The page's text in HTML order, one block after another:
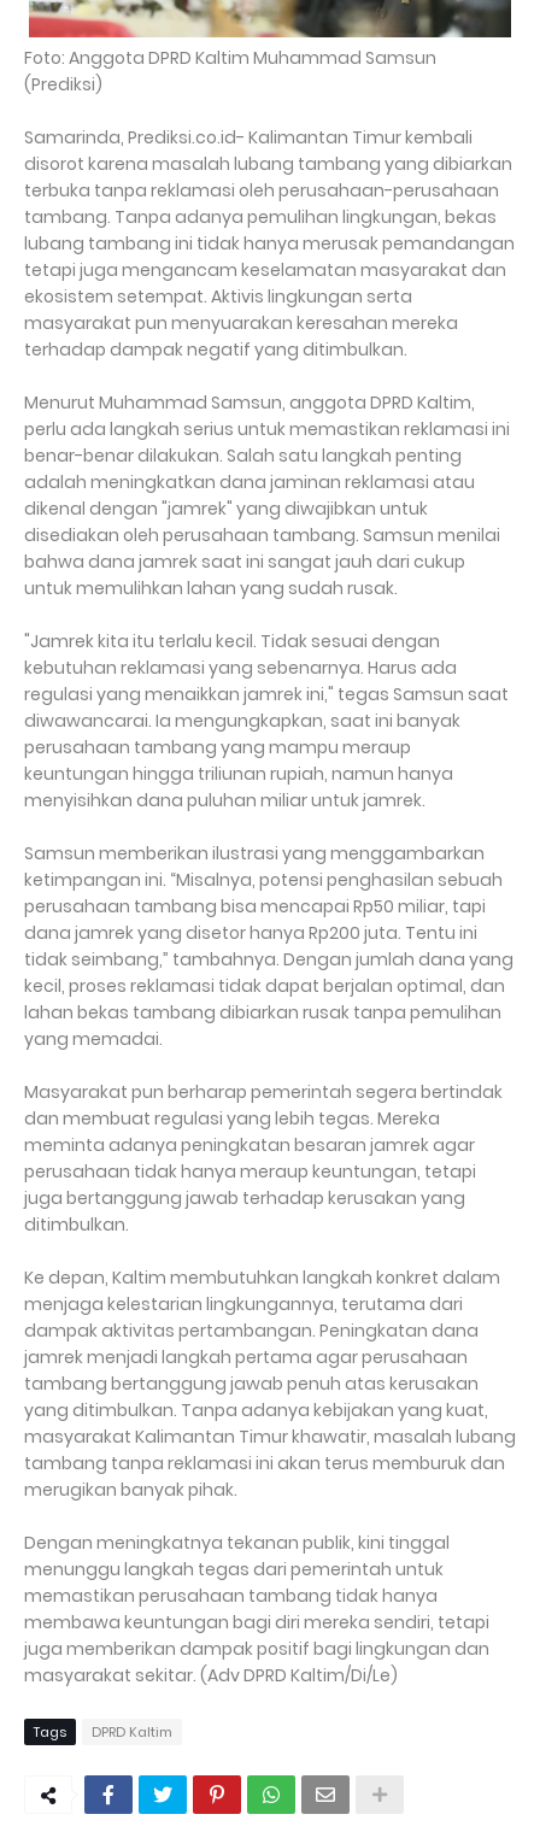
Foto: Anggota DPRD Kaltim Muhammad Samsun
(Prediksi)
Samarinda, Prediksi.co.id- Kalimantan Timur kembali
disorot karena masalah lubang tambang yang dibiarkan
terbuka tanpa reklamasi oleh perusahaan-perusahaan
tambang. Tanpa adanya pemulihan lingkungan, bekas
lubang tambang ini tidak hanya merusak pemandangan
tetapi juga mengancam keselamatan masyarakat dan
ekosistem setempat. Aktivis lingkungan serta
masyarakat pun menyuarakan keresahan mereka
terhadap dampak negatif yang ditimbulkan.
Menurut Muhammad Samsun, anggota DPRD Kaltim,
perlu ada langkah serius untuk memastikan reklamasi ini
benar-benar dilakukan. Salah satu langkah penting
adalah meningkatkan dana jaminan reklamasi atau
dikenal dengan "jamrek" yang diwajibkan untuk
disediakan oleh perusahaan tambang. Samsun menilai
bahwa dana jamrek saat ini sangat jauh dari cukup
untuk memulihkan lahan yang sudah rusak.
"Jamrek kita itu terlalu kecil. Tidak sesuai dengan
kebutuhan reklamasi yang sebenarnya. Harus ada
regulasi yang menaikkan jamrek ini," tegas Samsun saat
diwawancarai. Ia mengungkapkan, saat ini banyak
perusahaan tambang yang mampu meraup
keuntungan hingga triliunan rupiah, namun hanya
menyisihkan dana puluhan miliar untuk jamrek.
Samsun memberikan ilustrasi yang menggambarkan
ketimpangan ini. “Misalnya, potensi penghasilan sebuah
perusahaan tambang bisa mencapai Rp50 miliar, tapi
dana jamrek yang disetor hanya Rp200 juta. Tentu ini
tidak seimbang,” tambahnya. Dengan jumlah dana yang
kecil, proses reklamasi tidak dapat berjalan optimal, dan
lahan bekas tambang dibiarkan rusak tanpa pemulihan
yang memadai.
Masyarakat pun berharap pemerintah segera bertindak
dan membuat regulasi yang lebih tegas. Mereka
meminta adanya peningkatan besaran jamrek agar
perusahaan tidak hanya meraup keuntungan, tetapi
juga bertanggung jawab terhadap kerusakan yang
ditimbulkan.
Ke depan, Kaltim membutuhkan langkah konkret dalam
menjaga kelestarian lingkungannya, terutama dari
dampak aktivitas pertambangan. Peningkatan dana
jamrek menjadi langkah pertama agar perusahaan
tambang bertanggung jawab penuh atas kerusakan
yang ditimbulkan. Tanpa adanya kebijakan yang kuat,
masyarakat Kalimantan Timur khawatir, masalah lubang
tambang tanpa reklamasi ini akan terus memburuk dan
merugikan banyak pihak.
Dengan meningkatnya tekanan publik, kini tinggal
menunggu langkah tegas dari pemerintah untuk
memastikan perusahaan tambang tidak hanya
membawa keuntungan bagi diri mereka sendiri, tetapi
juga memberikan dampak positif bagi lingkungan dan
masyarakat sekitar. (Adv DPRD Kaltim/Di/Le)
Tags DPRD Kaltim